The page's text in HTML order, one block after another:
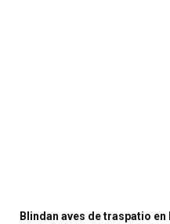
Blindan aves de traspatio